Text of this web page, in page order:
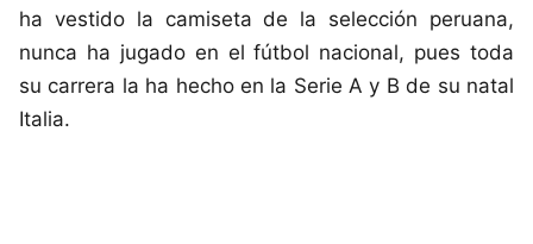
ha vestido la camiseta de la selección peruana,
nunca ha jugado en el fútbol nacional, pues toda
su carrera la ha hecho en la Serie A y B de su natal
Italia.